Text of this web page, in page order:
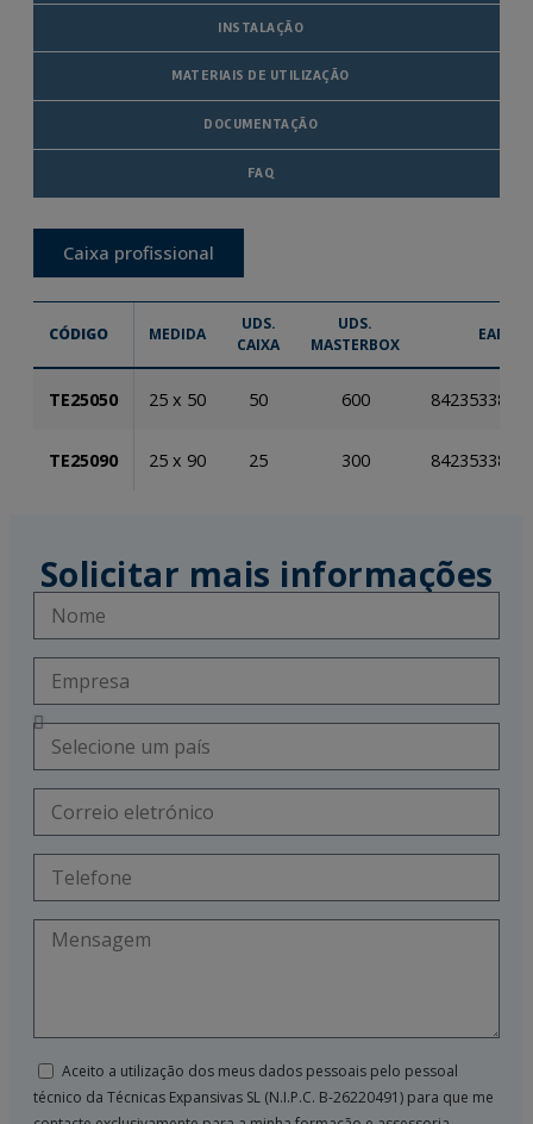
INSTALAÇÃO
MATERIAIS DE UTILIZAÇÃO
DOCUMENTAÇÃO
FAQ
Caixa profissional
CÓDIGO MEDIDA
UDS.
CAIXA
UDS.
MASTERBOX
EAN
TE25050 25 x 50 50 600
TE25090 25 x 90 25 300
Solicitar mais informações
Aceito a utilização dos meus dados pessoais pelo pessoal
técnico da Técnicas Expansivas SL (N.I.P.C. B-26220491) para que me